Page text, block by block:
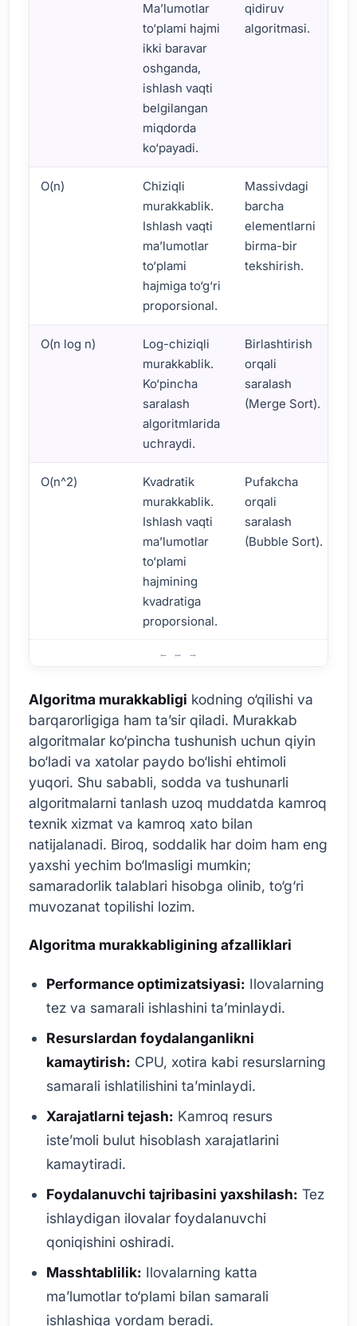
Ma’lumotlar
to‘plami hajmi
ikki baravar
oshganda,
ishlash vaqti
belgilangan
miqdorda
ko‘payadi.
qidiruv
algoritmasi.
O(n)
Chiziqli
murakkablik.
Ishlash vaqti
ma’lumotlar
to‘plami
hajmiga to‘g‘ri
proporsional.
Massivdagi
barcha
elementlarni
birma-bir
tekshirish.
O(n log n)
Log-chiziqli
murakkablik.
Ko‘pincha
saralash
algoritmlarida
uchraydi.
Birlashtirish
orqali
saralash
(Merge Sort).
O(n^2)
Kvadratik
murakkablik.
Ishlash vaqti
ma’lumotlar
to‘plami
hajmining
kvadratiga
proporsional.
Pufakcha
orqali
saralash
(Bubble Sort).
Algoritma murakkabligi kodning o‘qilishi va
barqarorligiga ham ta’sir qiladi. Murakkab
algoritmalar ko‘pincha tushunish uchun qiyin
bo‘ladi va xatolar paydo bo‘lishi ehtimoli
yuqori. Shu sababli, sodda va tushunarli
algoritmalarni tanlash uzoq muddatda kamroq
texnik xizmat va kamroq xato bilan
natijalanadi. Biroq, soddalik har doim ham eng
yaxshi yechim bo‘lmasligi mumkin;
samaradorlik talablari hisobga olinib, to‘g‘ri
muvozanat topilishi lozim.
Algoritma murakkabligining afzalliklari
Performance optimizatsiyasi: Ilovalarning
tez va samarali ishlashini ta’minlaydi.
Resurslardan foydalanganlikni
kamaytirish: CPU, xotira kabi resurslarning
samarali ishlatilishini ta’minlaydi.
Xarajatlarni tejash: Kamroq resurs
iste’moli bulut hisoblash xarajatlarini
kamaytiradi.
Foydalanuvchi tajribasini yaxshilash: Tez
ishlaydigan ilovalar foydalanuvchi
qoniqishini oshiradi.
Masshtablilik: Ilovalarning katta
ma’lumotlar to‘plami bilan samarali
ishlashiga yordam beradi.